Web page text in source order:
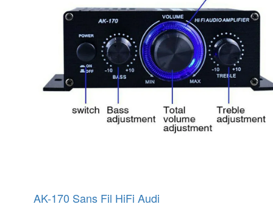
AK-170 Sans Fil HiFi Audi